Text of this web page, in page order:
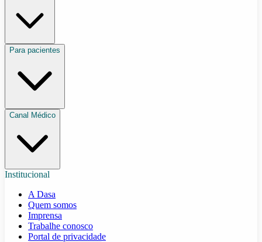
Para pacientes
Canal Médico
Institucional
A Dasa
Quem somos
Imprensa
Trabalhe conosco
Portal de privacidade